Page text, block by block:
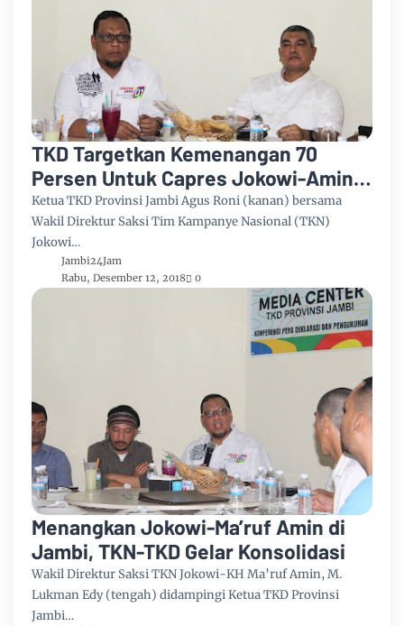
TKD Targetkan Kemenangan 70
Persen Untuk Capres Jokowi-Amin
di Provinsi Jambi
Ketua TKD Provinsi Jambi Agus Roni (kanan) bersama
Wakil Direktur Saksi Tim Kampanye Nasional (TKN)
Jokowi…
Jambi24Jam
Rabu, Desember 12, 2018
0
Menangkan Jokowi-Ma’ruf Amin di
Jambi, TKN-TKD Gelar Konsolidasi
Wakil Direktur Saksi TKN Jokowi-KH Ma’ruf Amin, M.
Lukman Edy (tengah) didampingi Ketua TKD Provinsi
Jambi…